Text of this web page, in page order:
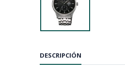
DESCRIPCIÓN